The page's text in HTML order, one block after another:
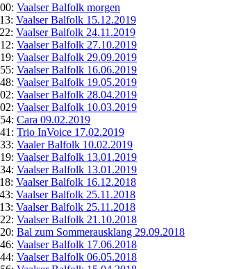
Vaalser Balfolk morgen
Vaalser Balfolk 15.12.2019
Vaalser Balfolk 24.11.2019
Vaalser Balfolk 27.10.2019
Vaalser Balfolk 29.09.2019
Vaalser Balfolk 16.06.2019
Vaalser Balfolk 19.05.2019
Vaalser Balfolk 28.04.2019
Vaalser Balfolk 10.03.2019
Cara 09.02.2019
Trio InVoice 17.02.2019
Vaaler Balfolk 10.02.2019
Vaalser Balfolk 13.01.2019
Vaalser Balfolk 13.01.2019
Vaalser Balfolk 16.12.2018
Vaalser Balfolk 25.11.2018
Vaalser Balfolk 25.11.2018
Vaalser Balfolk 21.10.2018
Bal zum Sommerausklang 29.09.2018
Vaalser Balfolk 17.06.2018
Vaalser Balfolk 06.05.2018